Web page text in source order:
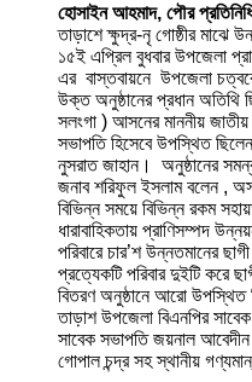
হোসাইন আহমাদ, পৌর
তাড়াশে ক্ষুদ্র-নৃ গোষ্ঠীর মাঝে
১৫ই এপ্রিল বুধবার উপজেলা
এর বাস্তবায়নে উপজেলা
উক্ত অনুষ্ঠানের প্রধান অতিথি
সলংগা ) আসনের মাননীয়
সভাপতি হিসেবে উপস্থিত
নুসরাত জাহান। অনুষ্ঠানের
জনাব শরিফুল ইসলাম বলেন ,
বিভিন্ন সময়ে বিভিন্ন রকম
ধারাবাহিকতায় প্রাণিসম্পদ
পরিবারে চার’শ উন্নতমানের
প্রত্যেকটি পরিবার দুইটি করে
বিতরণ অনুষ্ঠানে আরো উপস্থিত
তাড়াশ উপজেলা বিএনপির
সাবেক সভাপতি জয়নাল
গোপাল চন্দ্র সহ স্থানীয়